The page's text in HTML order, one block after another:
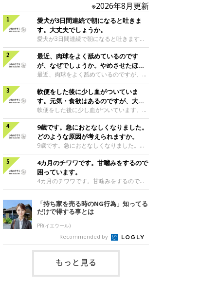
※2026年8月更新
愛犬が3日間連続で朝になると吐きま
す。大丈夫でしょうか。
愛犬が3日間連続で朝になると吐きます。
大丈夫でしょうか。朝吐いた後に何事もな
かったかのように元気で、ごはんを食べ普
段通りの様子であれば、おそらく空腹時嘔
吐症候群というお腹が空きすぎているため
に吐いてしまう症状だと思います。前日の
最後の食事から最も時間の空いてしまう朝
方、犬は空腹を感じ、そろそろごはんだと
いう感覚から、胃の中で胃酸が分泌されま
す。これが空腹の状態で過剰になると犬は
嘔吐して胃液のようなものを吐くことがあ
ります。この場合は、夜ごはんを少し遅く
したり、夜食分をとっておいて、寝る前に
与えたりして、
最近、肉球をよく舐めているのです
が、なぜでしょうか。やめさせたほう
がいいのでしょうか。
最近、肉球をよく舐めているのですが、な
ぜでしょうか。やめさせたほうがいいので
しょうか。犬は、暇なときやかまってほし
いようなときに肉球を舐める行動をするこ
とがあります。肉球を舐めている時間帯が
ひとりになっているときや夜寝る前であっ
たりはしませんか？ 犬は暇なときやスト
レスがたまったりすると、何かを噛んだり
舐めたりしたいという欲求が生まれます。
その対象が自分の肉球に向くということは
よくあります。こんな場合は愛犬の欲求を
しっかりと満たしてあげることが大切です
が、飼い主さんがかまってあげられないよ
うなときは、何
軟便をした後に少し血がついていま
す。元気・食欲はあるのですが、大丈
夫なのでしょうか。
軟便をした後に少し血がついています。元
気・食欲はあるのですが、大丈夫なのでし
ょうか。元気・食欲があるようでしたら、
おやつなどは控えるようにして少し様子を
見てあげてもいいと思いますが、軟便や出
血が続くようでしたら、かかりつけの動物
病院を受診してみてくださいね。動物病院
を受診する際には、便を持参するようにし
ましょう。キレイなビニール袋などにその
まま入れて持参していただければ大丈夫で
カ月監修／いぬのきもち相談室 担当獣医
師
9歳です。急におとなしくなりました。
どのような原因が考えられますか。
9歳です。急におとなしくなりました。ど
のような原因が考えられますか。犬が急に
おとなしくなった、または普段より元気が
ないということは、あらゆる病気や怪我に
共通するサインです。また、精神的に不安
定なときにもおとなしくなることがありま
す。おとなしいだけではなく、好きなもの
を与えても食べようとしない、散歩に行き
たがらない、呼吸が早い、 反応が鈍い、
動くことを嫌がる、熱っぽい等の症状が見
られるようでしたら動物病院で診察を受け
ましょう。他の症状が見られなければ、痛
がる箇所がないか体を触ったり、皮膚や粘
膜の色に異常は
4カ月のチワワです。甘噛みをするので
困っています。
4カ月のチワワです。甘噛みをするので困
っています。子犬期にあちこち噛んでしま
うのは、正常な行動の一つです。噛むこと
でそれがどんなものか確かめているので
す。しかしたとえ甘噛みでも、そのまま放
置しておくと、後々困ったことになりかね
ません。以下のように対応してしてみまし
ょう。まず噛んでもいいおもちゃを与え
て、犬の噛みたいという欲求をある程度満
たしてあげましょう。そして犬が人の手を
甘噛みしてきたら、さっと手を背中の後ろ
に隠したり、その場を離れたりしましょ
「持ち家を売る時のNG行為」知ってる
だけで得する事とは
PR(イエウール)
Recommended by
もっと見る